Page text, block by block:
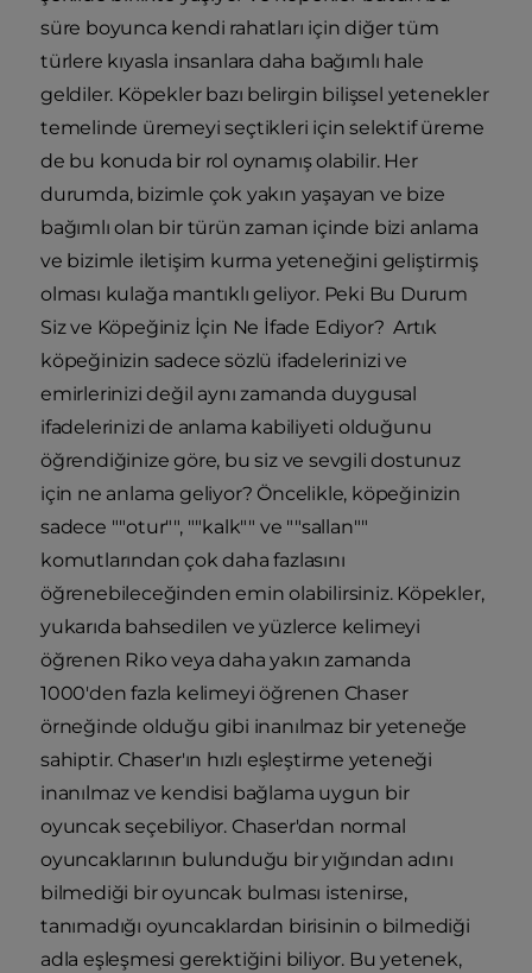
süre boyunca kendi rahatları için diğer tüm
türlere kıyasla insanlara daha bağımlı hale
geldiler. Köpekler bazı belirgin bilişsel yetenekler
temelinde üremeyi seçtikleri için selektif üreme
de bu konuda bir rol oynamış olabilir. Her
durumda, bizimle çok yakın yaşayan ve bize
bağımlı olan bir türün zaman içinde bizi anlama
ve bizimle iletişim kurma yeteneğini geliştirmiş
olması kulağa mantıklı geliyor. Peki Bu Durum
Siz ve Köpeğiniz İçin Ne İfade Ediyor? Artık
köpeğinizin sadece sözlü ifadelerinizi ve
emirlerinizi değil aynı zamanda duygusal
ifadelerinizi de anlama kabiliyeti olduğunu
öğrendiğinize göre, bu siz ve sevgili dostunuz
için ne anlama geliyor? Öncelikle, köpeğinizin
sadece ""otur"", ""kalk"" ve ""sallan""
komutlarından çok daha fazlasını
öğrenebileceğinden emin olabilirsiniz. Köpekler,
yukarıda bahsedilen ve yüzlerce kelimeyi
öğrenen Riko veya daha yakın zamanda
1000'den fazla kelimeyi öğrenen Chaser
örneğinde olduğu gibi inanılmaz bir yeteneğe
sahiptir. Chaser'ın hızlı eşleştirme yeteneği
inanılmaz ve kendisi bağlama uygun bir
oyuncak seçebiliyor. Chaser'dan normal
oyuncaklarının bulunduğu bir yığından adını
bilmediği bir oyuncak bulması istenirse,
tanımadığı oyuncaklardan birisinin o bilmediği
adla eşleşmesi gerektiğini biliyor. Bu yetenek,